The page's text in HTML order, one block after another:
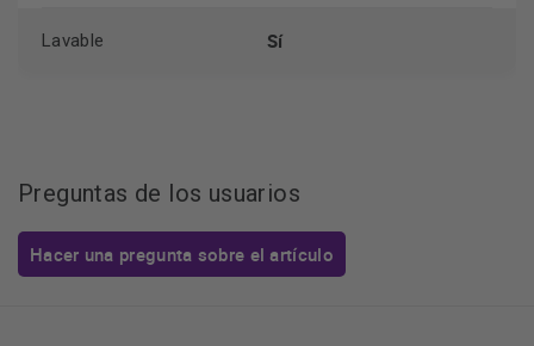
Lavable Sí
Preguntas de los usuarios
Hacer una pregunta sobre el artículo